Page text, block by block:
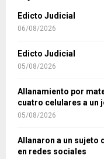
Edicto Judicial
06/08/2026
Edicto Judicial
05/08/2026
Allanamiento por
cuatro celulares a un
05/08/2026
Allanaron a un sujeto
en redes sociales